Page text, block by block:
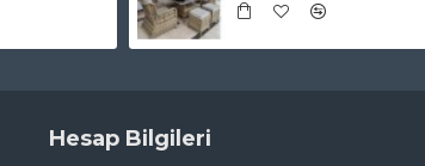
Hesap Bilgileri